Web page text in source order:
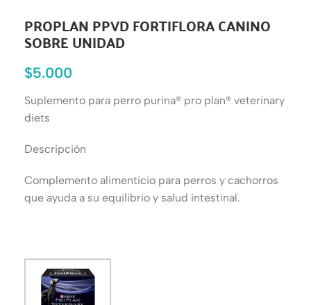
PROPLAN PPVD FORTIFLORA CANINO
SOBRE UNIDAD
$5.000
Suplemento para perro purina® pro plan® veterinary
diets
Descripción
Complemento alimenticio para perros y cachorros
que ayuda a su equilibrio y salud intestinal.